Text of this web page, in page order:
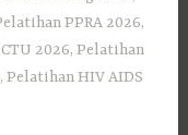
PPRA 2026,
2026, Pelatihan
Pelatihan HIV AIDS